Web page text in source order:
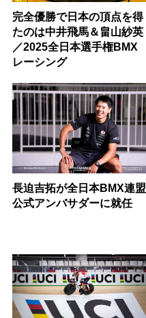
完全優勝で日本の頂点を得
たのは中井飛馬＆畠山紗英
／2025全日本選手権BMX
レーシング
長迫吉拓が全日本BMX連盟
公式アンバサダーに就任